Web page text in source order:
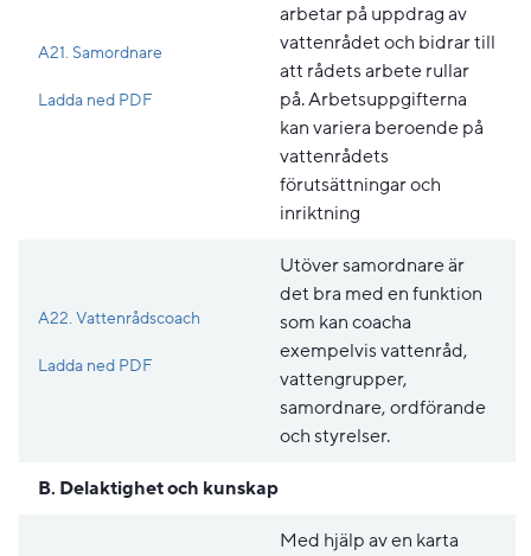
A21. Samordnare
Ladda ned PDFPdf, 179.9 kB, öppnas i nytt fönster.
arbetar på uppdrag av
vattenrådet och bidrar till
att rådets arbete rullar
på. Arbetsuppgifterna
kan variera beroende på
vattenrådets
förutsättningar och
inriktning
A22. Vattenrådscoach
Ladda ned PDFPdf, 172 kB, öppnas i nytt fönster.
Utöver samordnare är
det bra med en funktion
som kan coacha
exempelvis vattenråd,
vattengrupper,
samordnare, ordförande
och styrelser.
B. Delaktighet och kunskap
Med hjälp av en karta